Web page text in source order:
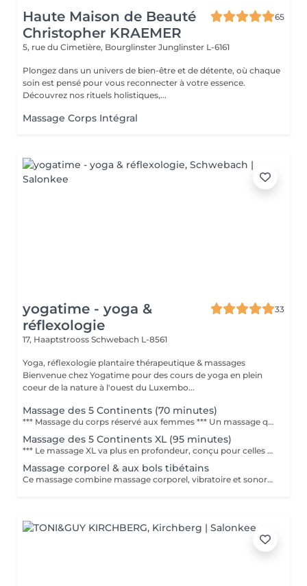
Haute Maison de Beauté
Christopher KRAEMER
65
5, rue du Cimetière, Bourglinster Junglinster L-6161
Plongez dans un univers de bien-être et de détente, où chaque
soin est pensé pour vous reconnecter à votre essence.
Découvrez nos rituels holistiques,...
Massage Corps Intégral
yogatime - yoga &
réflexologie
33
17, Haaptstrooss Schwebach L-8561
Yoga, réflexologie plantaire thérapeutique & massages
Bienvenue chez Yogatime pour des cours de yoga en plein
coeur de la nature à l'ouest du Luxembo...
Massage des 5 Continents (70 minutes)
*** Massage du corps réservé aux femmes *** Un massage qui n'est pas dit "classique". Il réunit différentes techniques et cultures du monde ainsi que l'énergie universelle qui réveille la capacité naturelle d'auto-guérison et qui vise à rééquilibrer les énergies du corps. Le procédé de massage fait remonter doucement la force vitale le long du corps et de la colonne vertébrale afin de libérer une grande quantité de cette puissance dans le coeur. Telle une psychothérapie pour le corps, il permet de laisser se dérouler tout un développement réparateur et initiateur, ouvrant la mémoire du corps, nettoyant peu à peu les anciens traumas et laissant l'énergie de plaisir et de vie circuler librement. Deux compositions à base d'huiles essentielles et végétales sont utilisées selon les critères des différentes phases du massage pour favoriser la désintoxication et le lâcher-prise et ensuite activer la revitalisation, la reconnection et la stimulation du système immunitaire. Ces huiles s'activent à merveille pendant toute la durée du soin à l'aide des différentes manipulations et continuent d'agir en profondeur même après que le soin soit terminé. Ce massage nécessite l'utilisation d'un mélange d'huiles végétales et d'huiles essentielles. En cas de contre-indication ou d'allergie connue ou possible, merci de le signaler à la prise de rendez-vous. Contre-indications : - grossesse - pathologie lourde (comme un cancer) - problème de peau, problèmes cardiaques
Massage des 5 Continents XL (95 minutes)
*** Le massage XL va plus en profondeur, conçu pour celles qui estiment qu'un massage ne dure jamais assez longtemps...*** Massage du corps réservé aux femmes *** Un massage qui n'est pas dit "classique". Il réunit différentes techniques et cultures du monde ainsi que l'énergie universelle qui réveille la capacité naturelle d'auto-guérison et qui vise à rééquilibrer les énergies du corps. Le procédé de massage fait remonter doucement la force vitale le long du corps et de la colonne vertébrale afin de libérer une grande quantité de cette puissance dans le coeur. Telle une psychothérapie pour le corps, il permet de laisser se dérouler tout un développement réparateur et initiateur, ouvrant la mémoire du corps, nettoyant peu à peu les anciens traumas et laissant l'énergie de plaisir et de vie circuler librement. Deux compositions à base d'huiles essentielles et végétales sont utilisées selon les critères des différentes phases du massage pour favoriser la désintoxication et le lâcher-prise et ensuite activer la revitalisation, la reconnection et la stimulation du système immunitaire. Ces huiles s'activent à merveille pendant toute la durée du soin à l'aide des différentes manipulations et continuent d'agir en profondeur même après que le soin soit terminé. Contre-indications : grossesse, pathologie lourde (comme un cancer), problème de peau, problème cardiaqu
Massage corporel & aux bols tibétains
Ce massage combine massage corporel, vibratoire et sonore. Le soin commence par un massage classique ensuite le massage continue avec les bols chantants. Grâce à cette combinaison, votre cerveau "logique" n'exerce plus de contrôle sur votre organisme qui peut agir en mobilisant les forces d'auto-guérison, en supprimant les tensions, blocages et douleurs. Vous éprouvez une sensation de joie, de bonheur, d'abandon et d'unité... Le corps est un ensemble de vibrations et d'ondes. Chaque organe de notre corps émet une fréquence différente. Un organe en bonne santé vibre à sa fréquence. La fréquence d'un organe en déséquilibre ou malade, est perturbée. Les bols chantants, grâce à leur large spectre harmonique, permettent aux organes de se "raccorder", de retrouver leur fréquence initiale. Les bols chantants émettent également des fréquences inaudibles très basses correspondantes aux ondes alpha et bêta. Grâce à cela les deux hémisphères du cerveau retrouvent leur équilibre. Le massage sonore et vibratoire est aussi étonnant que méconnu qu'il est puissant et apaisant. Il travaille en profondeur sur les aspects physiques et sur les corps subtils pour retrouver une harmonie globale. Contre-indications : Personnes épileptiques, ayant un pace-maker ou souffrant d'une pathologie lourde, femmes enceintes. Chez des personnes ayant une prothèse on évitera de poser les bols à cet endroit.